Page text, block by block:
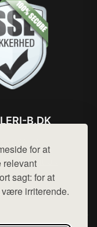
for at
relevant
sagt: for at
irriterende.
B.DK
hej@want.dk
og privatlivspolitik